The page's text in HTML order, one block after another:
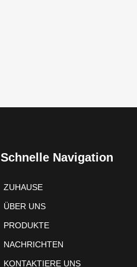
Schnelle Navigation
ZUHAUSE
ÜBER UNS
PRODUKTE
NACHRICHTEN
KONTAKTIERE UNS